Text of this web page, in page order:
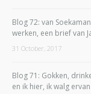
Blog 72: van
werken, een brief van
31 October, 2017
Blog 71: Gokken,
en ik hier, ik walg